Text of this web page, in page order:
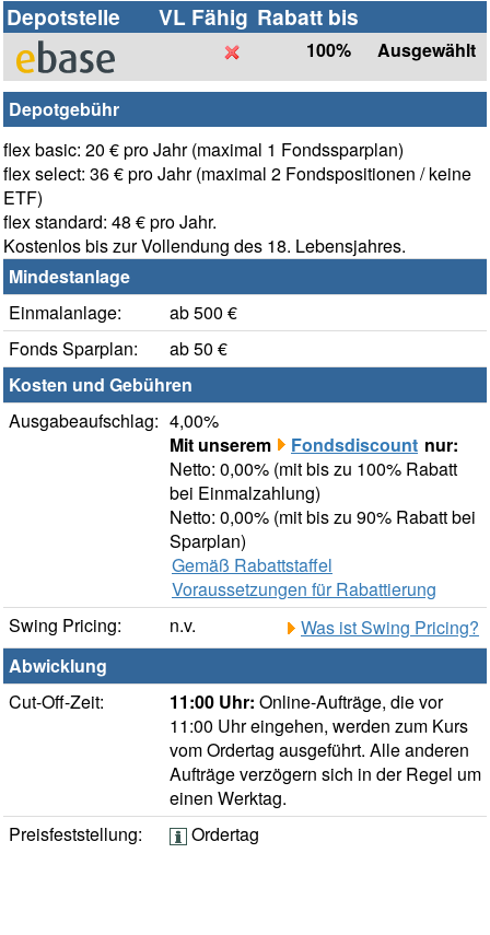
Depotstelle VL Fähig Rabatt bis
100% Ausgewählt
Depotgebühr
flex basic: 20 € pro Jahr (maximal 1 Fondssparplan)
flex select: 36 € pro Jahr (maximal 2 Fondspositionen / keine
ETF)
flex standard: 48 € pro Jahr.
Kostenlos bis zur Vollendung des 18. Lebensjahres.
Mindestanlage
Einmalanlage:
ab 500 €
Fonds Sparplan:
ab 50 €
Kosten und Gebühren
Ausgabeaufschlag: 4,00%
Mit unserem
Fondsdiscount nur:
Netto: 0,00% (mit bis zu 100% Rabatt
bei Einmalzahlung)
Netto: 0,00% (mit bis zu 90% Rabatt bei
Sparplan)
Gemäß Rabattstaffel
Voraussetzungen für Rabattierung
Swing Pricing:
n.v.
Was ist Swing Pricing?
Abwicklung
Cut-Off-Zeit:
11:00 Uhr: Online-Aufträge, die vor
11:00 Uhr eingehen, werden zum Kurs
vom Ordertag ausgeführt. Alle anderen
Aufträge verzögern sich in der Regel um
einen Werktag.
Preisfeststellung:
Ordertag